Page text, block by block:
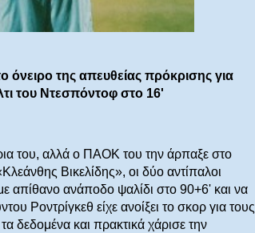
όνειρο της απευθείας πρόκρισης για
του Ντεσπόντοφ στο 16'
του, αλλά ο ΠΑΟΚ του την άρπαξε στο
Βικελίδης», οι δύο αντίπαλοι
απίθανο ανάποδο ψαλίδι στο 90+6' και να
Ροντρίγκεθ είχε ανοίξει το σκορ για τους
δεδομένα και πρακτικά χάρισε την